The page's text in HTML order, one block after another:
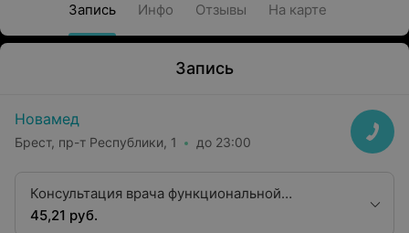
Запись Инфо Отзывы На карте
Запись
Новамед
Брест, пр-т Республики, 1 до 23:00
Консультация врача функциональной
диагностики первой квалификационной
45,21 руб.